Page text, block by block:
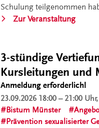
Schulung teilgenommen
Zur Veranstaltung
zur
Gewalt
-
3-stündige
Kursleitungen und
Anmeldung erforderlich!
23.09.202618:00 – 21:00
Bistum Münster
Prävention sexualisierter
.